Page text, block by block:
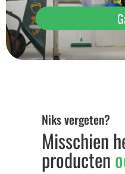
Niks vergeten?
Misschien
producten